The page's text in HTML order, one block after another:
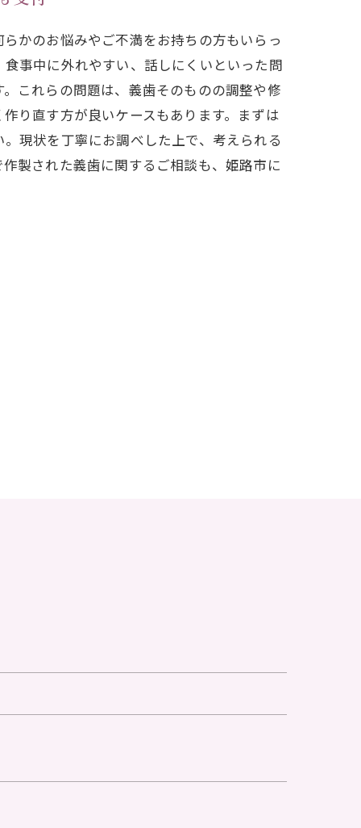
かのお悩みやご不満をお持ちの方もいらっ
事中に外れやすい、話しにくいといった問
これらの問題は、義歯そのものの調整や修
り直す方が良いケースもあります。まずは
現状を丁寧にお調べした上で、考えられる
製された義歯に関するご相談も、姫路市に